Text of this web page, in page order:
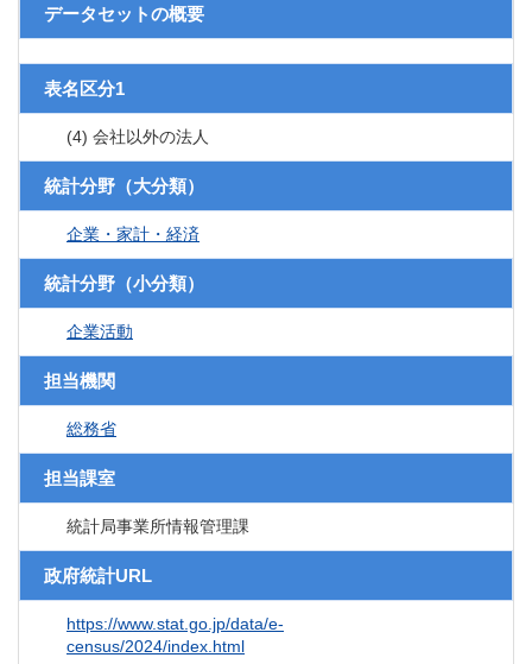
データセットの概要
表名区分1
(4) 会社以外の法人
統計分野（大分類）
企業・家計・経済
統計分野（小分類）
企業活動
担当機関
総務省
担当課室
統計局事業所情報管理課
政府統計URL
https://www.stat.go.jp/data/e-
census/2024/index.html